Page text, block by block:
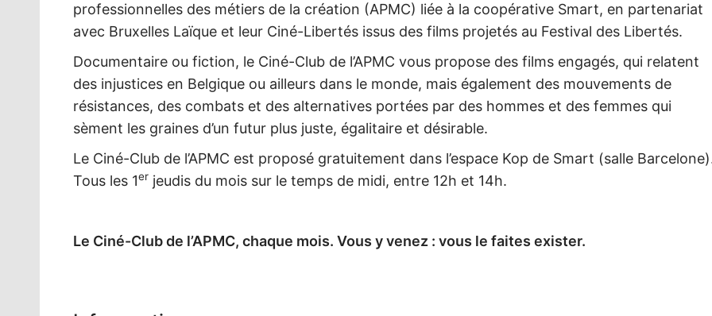
professionnelles des métiers de la création (APMC) liée à la coopérative Smart, en partenariat
avec Bruxelles Laïque et leur Ciné-Libertés issus des films projetés au Festival des Libertés.
Documentaire ou fiction, le Ciné-Club de l’APMC vous propose des films engagés, qui relatent
des injustices en Belgique ou ailleurs dans le monde, mais également des mouvements de
résistances, des combats et des alternatives portées par des hommes et des femmes qui
sèment les graines d’un futur plus juste, égalitaire et désirable.
Le Ciné-Club de l’APMC est proposé gratuitement dans l’espace Kop de Smart (salle
Tous les 1er jeudis du mois sur le temps de midi, entre 12h et 14h.
Le Ciné-Club de l’APMC, chaque mois. Vous y venez : vous le faites exister.